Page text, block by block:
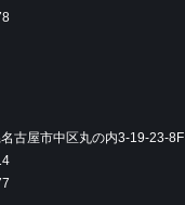
古屋市中区丸の内3-19-23-8F